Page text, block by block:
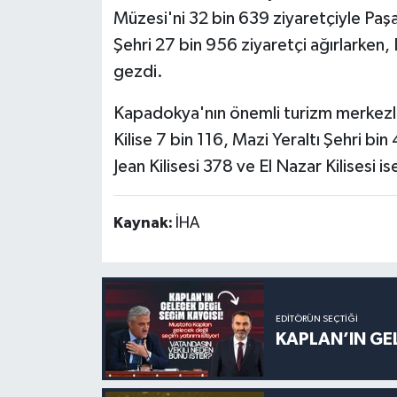
Müzesi'ni 32 bin 639 ziyaretçiyle
Şehri 27 bin 956 ziyaretçi ağırlarken,
gezdi.
Kapadokya'nın önemli turizm
Kilise 7 bin 116, Mazi Yeraltı Şehri
Jean Kilisesi 378 ve El Nazar Kilisesi
Kaynak: İHA
EDITÖRÜN SEÇTIĞI
KAPLAN’IN